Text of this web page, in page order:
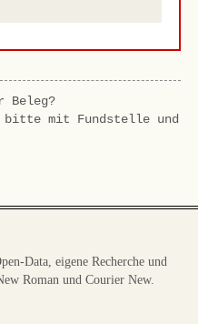
Beleg?
mit Fundstelle und
Data, eigene Recherche und
Roman und Courier New.